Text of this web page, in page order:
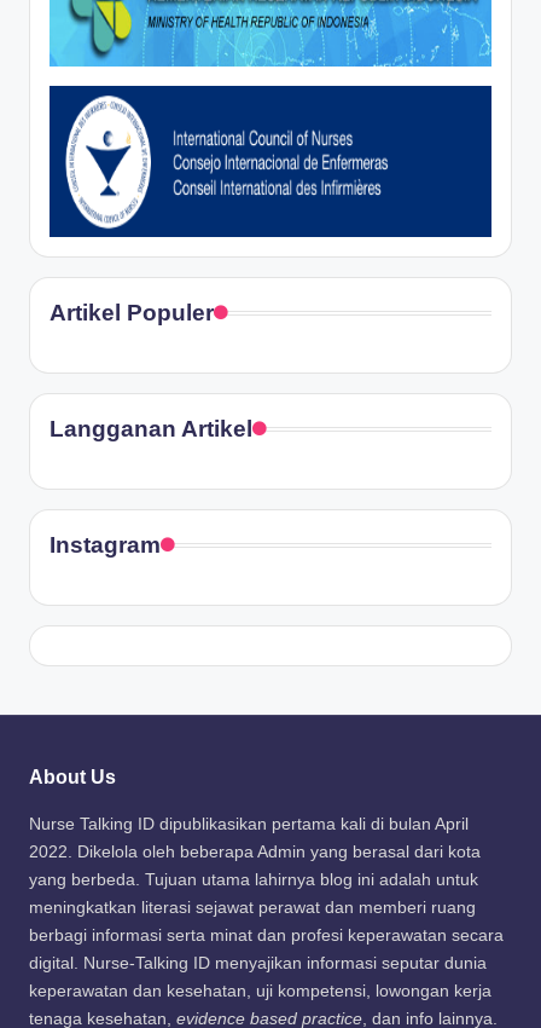
Artikel Populer
Langganan Artikel
Instagram
About Us
Nurse Talking ID dipublikasikan pertama kali di bulan April
2022. Dikelola oleh beberapa Admin yang berasal dari kota
yang berbeda. Tujuan utama lahirnya blog ini adalah untuk
meningkatkan literasi sejawat perawat dan memberi ruang
berbagi informasi serta minat dan profesi keperawatan secara
digital. Nurse-Talking ID menyajikan informasi seputar dunia
keperawatan dan kesehatan, uji kompetensi, lowongan kerja
tenaga kesehatan, evidence based practice, dan info lainnya.